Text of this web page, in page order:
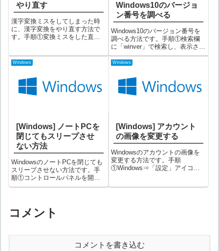
やり直す
漢字変換ミスをしてしまった時
に、漢字変換をやり直す方法で
す。手順①変換ミスをした直後
換中状態になります。
Windows10のバージョ
ン番号を調べる
Windows10のバージョン番号を
調べる方法です。手順①検索欄
に「winver」で検索し、表示され
た winverをクリックする
②「Windowsのバージョン情
を確認する「バージョン
1803(OS ビルド 1...
Windows
[Windows] ノートPCを
閉じてもスリープさせ
ない方法
WindowsのノートPCを閉じても
スリープさせない方法です。手
順①コントロールパネルを開き
「電源オプション」を選択する
トロールパネルを開く方法
②「カバーを閉じた時の動作の
Windows
[Windows] アカウント
の画像を変更する
Windowsのアカウントの画像を
変更する方法です。手順
①Windows⇒「設定」アイコン
コメント
コメントを書き込む